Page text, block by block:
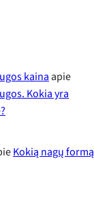
kainaapie
Kokia yra
Kokią nagų formą